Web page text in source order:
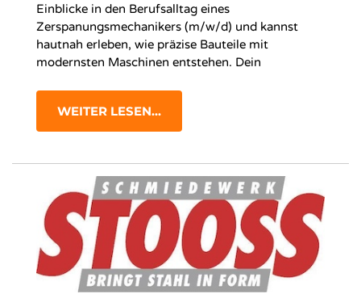
Einblicke in den Berufsalltag eines
Zerspanungsmechanikers (m/w/d) und kannst
hautnah erleben, wie präzise Bauteile mit
modernsten Maschinen entstehen. Dein
WEITER LESEN...